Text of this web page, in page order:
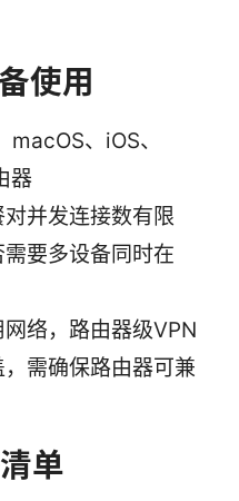
使用
、iOS、
器
并发连接数有限
要多设备同时在
络，路由器级VPN
需确保路由器可兼
单